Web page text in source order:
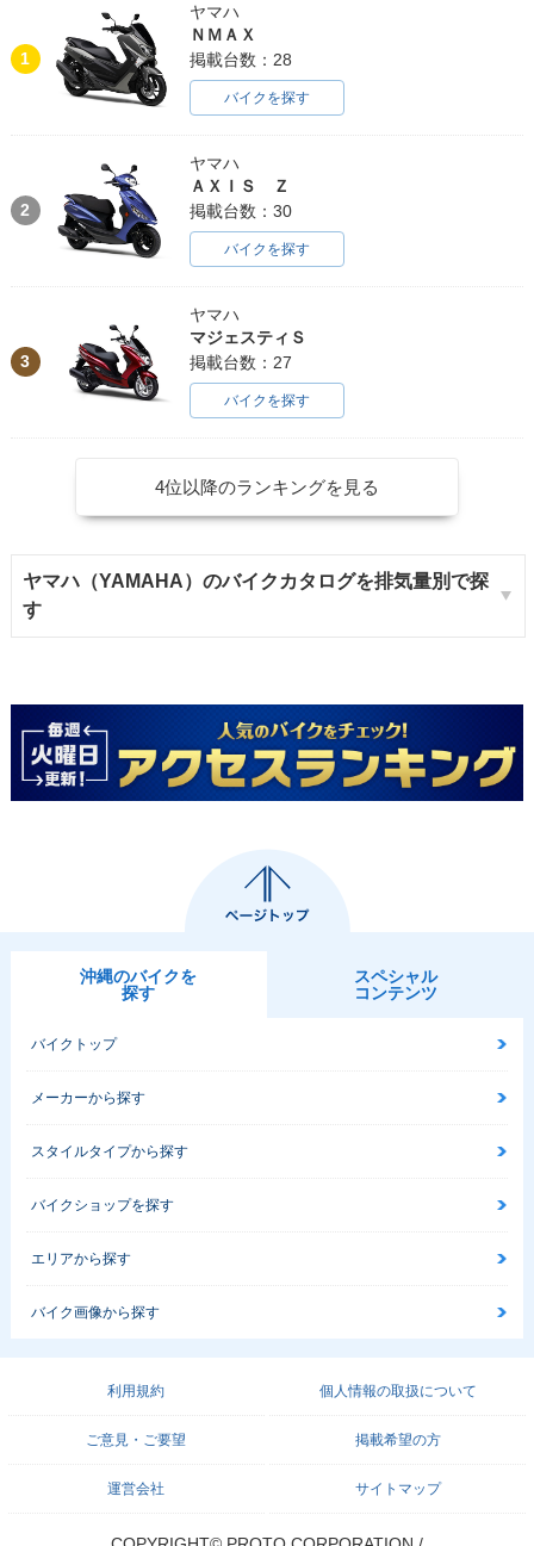
1984年 JOG・マイ
ナーチェンジ
1983年 JOG
1
ヤマハ
ＮＭＡＸ
掲載台数：28
バイクを探す
2
ヤマハ
ＡＸＩＳ Ｚ
掲載台数：30
バイクを探す
3
ヤマハ
マジェスティＳ
掲載台数：27
バイクを探す
4位以降のランキングを見る
ヤマハ（YAMAHA）のバイクカタログを排気量別で探
す
沖縄のバイクを
探す
スペシャル
コンテンツ
バイクトップ
メーカーから探す
スタイルタイプから探す
バイクショップを探す
エリアから探す
バイク画像から探す
利用規約 個人情報の取扱について
ご意見・ご要望 掲載希望の方
運営会社 サイトマップ